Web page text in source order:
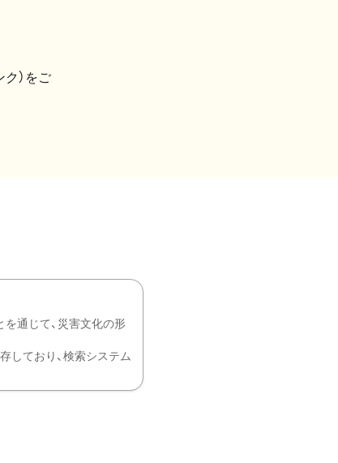
ク）をご
を通じて、災害文化の形
しており、検索システム